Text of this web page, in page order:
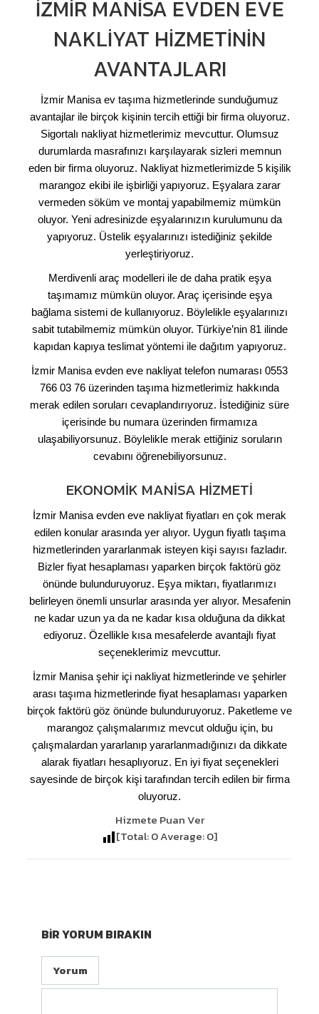
İZMIR MANISA EVDEN EVE
NAKLIYAT HIZMETININ
AVANTAJLARI
İzmir Manisa ev taşıma hizmetlerinde sunduğumuz
avantajlar ile birçok kişinin tercih ettiği bir firma oluyoruz.
Sigortalı nakliyat hizmetlerimiz mevcuttur. Olumsuz
durumlarda masrafınızı karşılayarak sizleri memnun
eden bir firma oluyoruz. Nakliyat hizmetlerimizde 5 kişilik
marangoz ekibi ile işbirliği yapıyoruz. Eşyalara zarar
vermeden söküm ve montaj yapabilmemiz mümkün
oluyor. Yeni adresinizde eşyalarınızın kurulumunu da
yapıyoruz. Üstelik eşyalarınızı istediğiniz şekilde
yerleştiriyoruz.
Merdivenli araç modelleri ile de daha pratik eşya
taşımamız mümkün oluyor. Araç içerisinde eşya
bağlama sistemi de kullanıyoruz. Böylelikle eşyalarınızı
sabit tutabilmemiz mümkün oluyor. Türkiye’nin 81 ilinde
kapıdan kapıya teslimat yöntemi ile dağıtım yapıyoruz.
İzmir Manisa evden eve nakliyat telefon numarası 0553
766 03 76 üzerinden taşıma hizmetlerimiz hakkında
merak edilen soruları cevaplandırıyoruz. İstediğiniz süre
içerisinde bu numara üzerinden firmamıza
ulaşabiliyorsunuz. Böylelikle merak ettiğiniz soruların
cevabını öğrenebiliyorsunuz.
EKONOMIK MANISA HIZMETI
İzmir Manisa evden eve nakliyat fiyatları en çok merak
edilen konular arasında yer alıyor. Uygun fiyatlı taşıma
hizmetlerinden yararlanmak isteyen kişi sayısı fazladır.
Bizler fiyat hesaplaması yaparken birçok faktörü göz
önünde bulunduruyoruz. Eşya miktarı, fiyatlarımızı
belirleyen önemli unsurlar arasında yer alıyor. Mesafenin
ne kadar uzun ya da ne kadar kısa olduğuna da dikkat
ediyoruz. Özellikle kısa mesafelerde avantajlı fiyat
seçeneklerimiz mevcuttur.
İzmir Manisa şehir içi nakliyat hizmetlerinde ve şehirler
arası taşıma hizmetlerinde fiyat hesaplaması yaparken
birçok faktörü göz önünde bulunduruyoruz. Paketleme ve
marangoz çalışmalarımız mevcut olduğu için, bu
çalışmalardan yararlanıp yararlanmadığınızı da dikkate
alarak fiyatları hesaplıyoruz. En iyi fiyat seçenekleri
sayesinde de birçok kişi tarafından tercih edilen bir firma
oluyoruz.
Hizmete Puan Ver
[Total:0Average:0]
BIR YORUM BIRAKIN
Yorum